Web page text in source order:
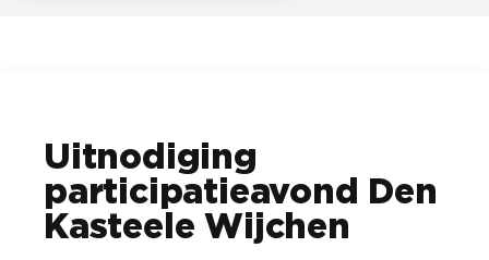
Uitnodiging
participatieavond Den
Kasteele Wijchen